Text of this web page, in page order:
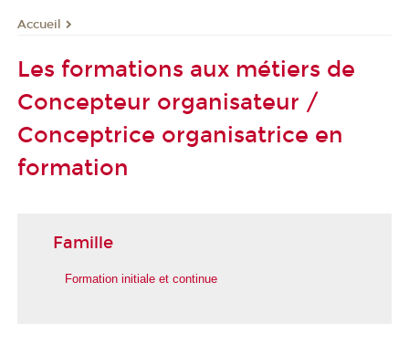
Accueil
Les formations aux métiers de
Concepteur organisateur /
Conceptrice organisatrice en
formation
Famille
Formation initiale et continue